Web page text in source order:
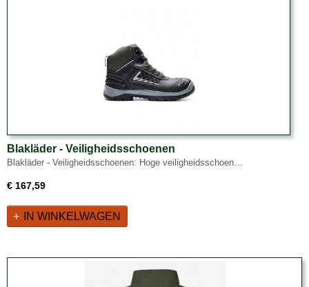
Blakläder - Veiligheidsschoenen
Blakläder - Veiligheidsschoenen: Hoge veiligheidsschoen…
€ 167,59
IN WINKELWAGEN